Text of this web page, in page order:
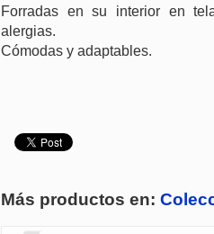
Forradas en su interior en
alergias.
Cómodas y adaptables.
Más productos en: